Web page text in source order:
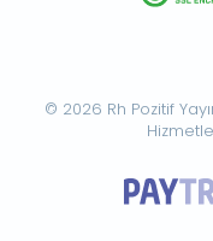
© 2026 Rh Pozitif